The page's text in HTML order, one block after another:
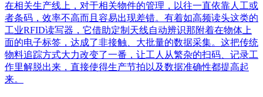
在相关生产线上，对于相关物件的管理，以往一直依靠人工或
者条码，效率不高而且容易出现差错。有着如高频读头这类的
工业RFID读写器，它借助定制天线自动辨识那附着在物体上
面的电子标签，达成了非接触、大批量的数据采集。这把传统
物料追踪方式大力改变了一番，让工人从繁杂的扫码、记录工
作里解脱出来，直接使得生产节拍以及数据准确性都提高起
来。